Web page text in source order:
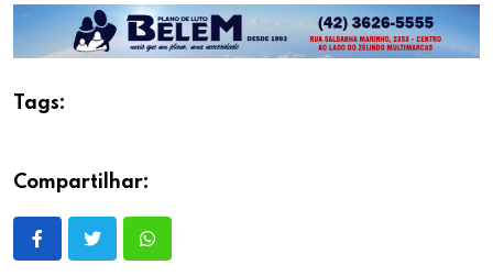
Tags:
Compartilhar: